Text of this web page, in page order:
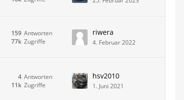
Antworten
159
Zugriffe
77k
riwera
4. Februar 2022
Antworten
4
Zugriffe
11k
hsv2010
1. Juni 2021